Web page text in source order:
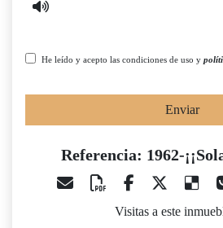
He leído y acepto las condiciones de uso y
Enviar
Referencia: 1962-
Visitas a este